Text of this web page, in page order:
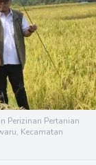
Perizinan Pertanian
Kecamatan